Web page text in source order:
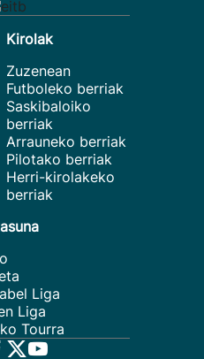
Kirolak
Zuzenean
Futboleko berriak
Saskibaloiko
berriak
Arrauneko berriak
Pilotako berriak
Herri-kirolakeko
berriak
Liga
Liga
Tourra